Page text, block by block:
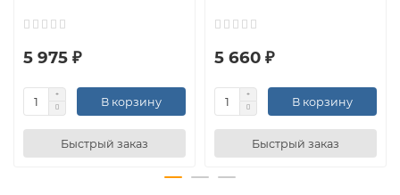
5 975 ₽
В корзину
Быстрый заказ
5 660 ₽
В корзину
Быстрый заказ